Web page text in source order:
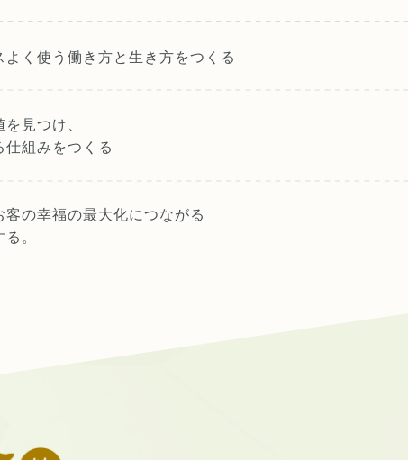
く使う 働き方と生き方をつくる
見つけ、
組みをつくる
の幸福の最大化につながる
。